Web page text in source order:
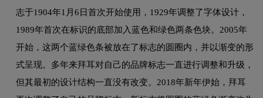
志于1904年1月6日首次开始使用，1929年调整了字体设计，
1989年首次在标识的底部加入蓝色和绿色两条色块。2005年
开始，这两个蓝绿色条被放在了标志的圆圈内，并以渐变的形
式呈现。多年来拜耳对自己的品牌标志一直进行调整和升级，
但其最初的设计结构一直没有改变。2018年新年伊始，拜耳